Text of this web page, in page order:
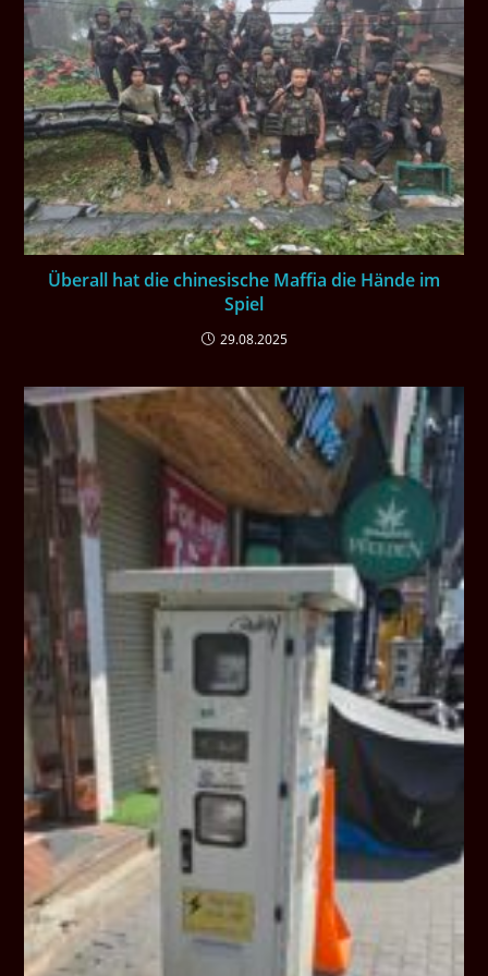
Überall hat die chinesische Maffia die Hände im
Spiel
29.08.2025